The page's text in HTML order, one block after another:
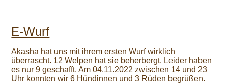
E-Wurf
Akasha hat uns mit ihrem ersten Wurf wirklich
überrascht. 12 Welpen hat sie beherbergt. Leider haben
es nur 9 geschafft. Am 04.11.2022 zwischen 14 und 23
Uhr konnten wir 6 Hündinnen und 3 Rüden begrüßen.